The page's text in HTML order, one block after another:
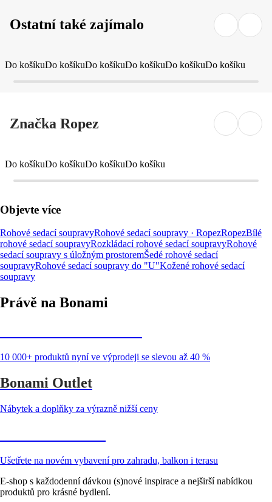
Ostatní také zajímalo
Do košíkuDo košíkuDo košíkuDo košíkuDo košíkuDo košíku
Značka Ropez
Do košíkuDo košíkuDo košíkuDo košíku
Objevte více
Rohové sedací soupravyRohové sedací soupravy · RopezRopezBílé
rohové sedací soupravyRozkládací rohové sedací soupravyRohové
sedací soupravy s úložným prostoremŠedé rohové sedací
soupravyRohové sedací soupravy do "U"Kožené rohové sedací
soupravy
Právě na Bonami
10 000+ produktů nyní ve výprodeji se slevou až 40 %
Bonami Outlet
Nábytek a doplňky za výrazně nižší ceny
Ušetřete na novém vybavení pro zahradu, balkon i terasu
E-shop s každodenní dávkou (s)nové inspirace a nejširší nabídkou
produktů pro krásné bydlení.